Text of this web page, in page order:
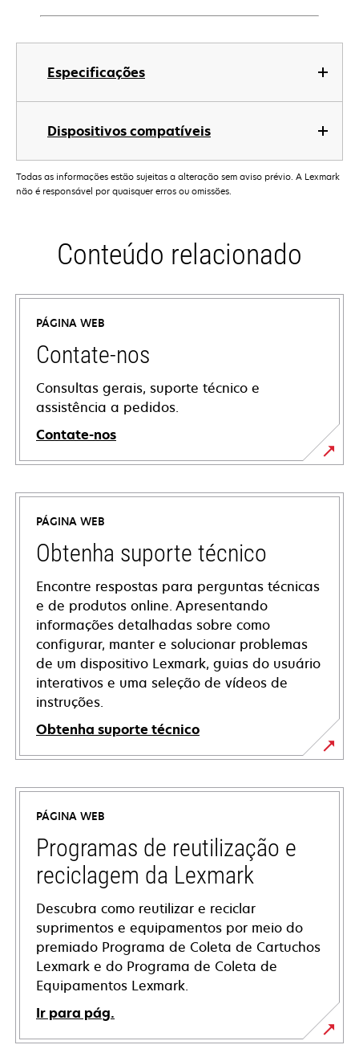
Especificações
Dispositivos compatíveis
Todas as informações estão sujeitas a alteração sem aviso prévio. A Lexmark
não é responsável por quaisquer erros ou omissões.
Conteúdo relacionado
PÁGINA WEB
Contate-nos
Consultas gerais, suporte técnico e
assistência a pedidos.
Contate-nos
PÁGINA WEB
Obtenha suporte técnico
Encontre respostas para perguntas técnicas
e de produtos online. Apresentando
informações detalhadas sobre como
configurar, manter e solucionar problemas
de um dispositivo Lexmark, guias do usuário
interativos e uma seleção de vídeos de
instruções.
Obtenha suporte técnico
opens
in
new
tab
PÁGINA WEB
Programas de reutilização e
reciclagem da Lexmark
Descubra como reutilizar e reciclar
suprimentos e equipamentos por meio do
premiado Programa de Coleta de Cartuchos
Lexmark e do Programa de Coleta de
Equipamentos Lexmark.
Ir para pág.